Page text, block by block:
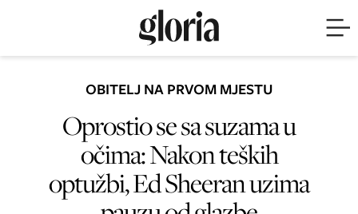
OBITELJ NA PRVOM MJESTU
Oprostio se sa suzama u
očima: Nakon teških
optužbi, Ed Sheeran uzima